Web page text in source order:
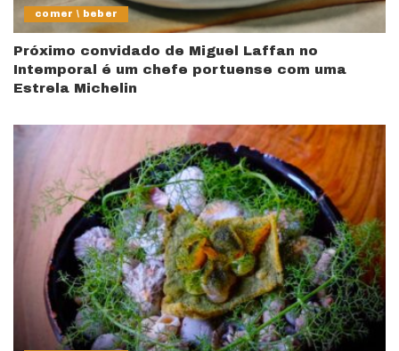
comer \ beber
Próximo convidado de Miguel Laffan no
Intemporal é um chefe portuense com uma
Estrela Michelin